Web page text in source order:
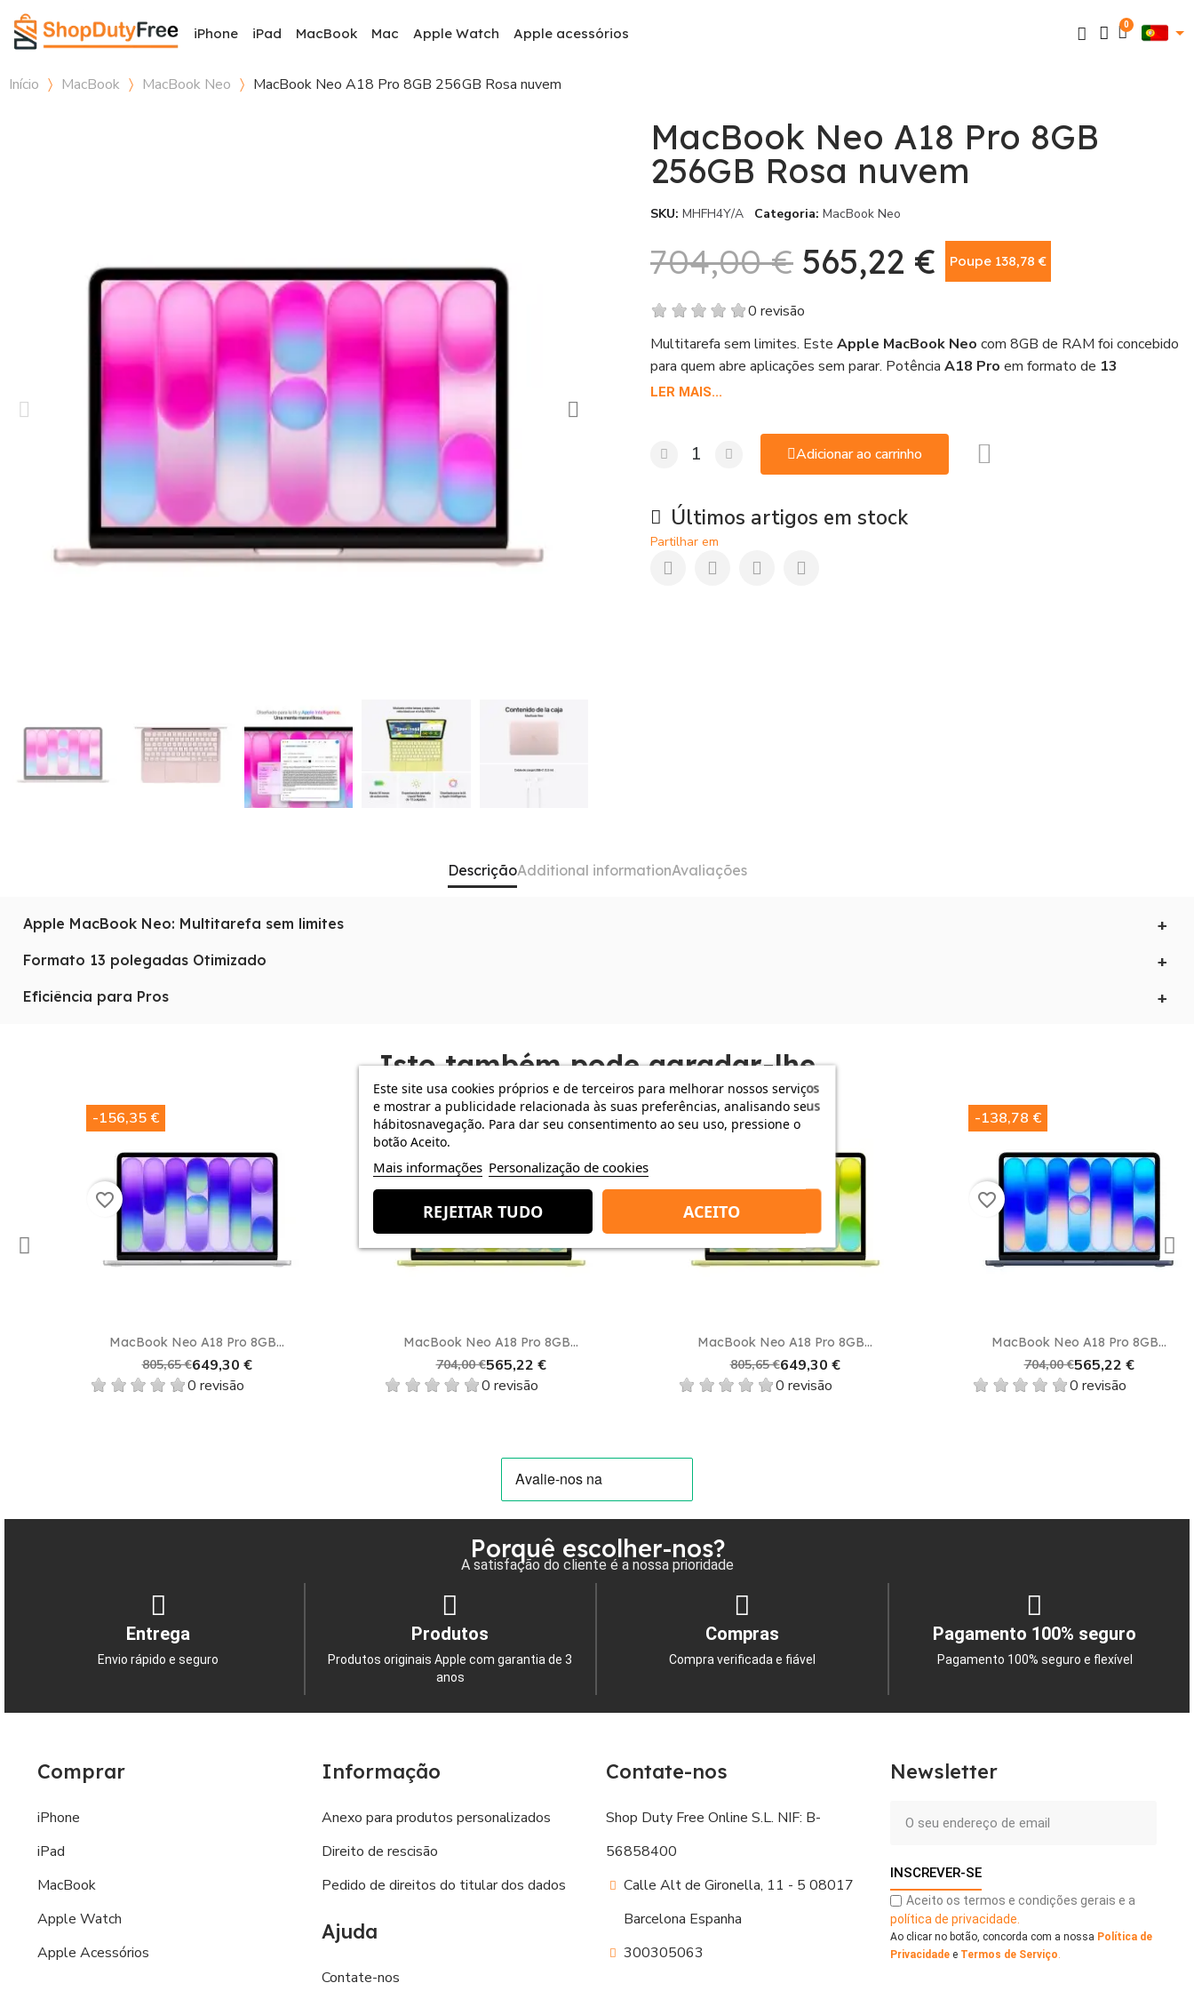
iPhone iPad MacBook Mac Apple Watch Apple acessórios
Início MacBook MacBook Neo MacBook Neo A18 Pro 8GB 256GB Rosa nuvem
MacBook Neo A18 Pro 8GB
256GB Rosa nuvem
SKU MHFH4Y/A Categoria MacBook Neo
704,00 € 565,22 € Poupe 138,78 €
0 revisão
Multitarefa sem limites. Este Apple MacBook Neo com 8GB de RAM foi concebido
para quem abre aplicações sem parar. Potência A18 Pro em formato de 13
polegadas
LER MAIS...
Adicionar ao carrinho
Últimos artigos em stock
Partilhar em
DescriçãoAdditional informationAvaliações
Apple MacBook Neo: Multitarefa sem limites
O
Apple MacBook Neo
com 16GB de RAM foi concebido para uma multitarefa sem limites. Abra aplicações sem preocupações e desfrute da potência do processador
A18 Pro .
Formato 13 polegadas Otimizado
O formato de 13 polegadas otimizado torna-o o companheiro ideal para as suas deslocações. Com 16 horas de bateria terá potência para todo o dia.
Eficiência para Pros
Isto também pode agradar-lhe​
Vista rápida
MacBook Neo A18 Pro 8GB...
805,65 €649,30 €
0 revisão
-156,35 €
Vista rápida
MacBook Neo A18 Pro 8GB...
704,00 €565,22 €
0 revisão
-138,78 €
Vista rápida
MacBook Neo A18 Pro 8GB...
805,65 €649,30 €
0 revisão
-156,35 €
Vista rápida
MacBook Neo A18 Pro 8GB...
704,00 €565,22 €
0 revisão
-138,78 €
Porquê escolher-nos?
A satisfação do cliente é a nossa prioridade
Entrega
Envio rápido e seguro
Produtos
Produtos originais Apple com garantia de 3
anos
Compras
Compra verificada e fiável
Pagamento 100% seguro
Pagamento 100% seguro e flexível
Este site usa cookies próprios e de terceiros para melhorar nossos serviços
e mostrar a publicidade relacionada às suas preferências, analisando seus
hábitosnavegação. Para dar seu consentimento ao seu uso, pressione o
botão Aceito.
Mais informações Personalização de cookies
REJEITAR TUDO ACEITO
Comprar
iPhone
iPad
MacBook
Apple Watch
Apple Acessórios
Informação
Anexo para produtos personalizados
Direito de rescisão
Pedido de direitos do titular dos dados
Ajuda
Contate-nos
Contate-nos
Shop Duty Free Online S.L. NIF: B-
56858400
Calle Alt de Gironella, 11 - 5 08017
Barcelona Espanha
300305063
Newsletter
INSCREVER-SE
Aceito os termos e condições gerais e a
política de privacidade.
Ao clicar no botão, concorda com a nossa Política de
Privacidade e Termos de Serviço.